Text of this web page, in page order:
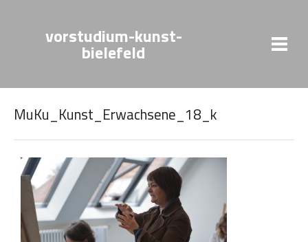
vorstudium-kunst-
bielefeld
MuKu_Kunst_Erwachsene_18_k